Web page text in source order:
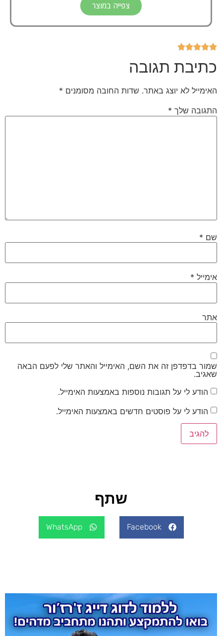
צפייה במוצר
כתיבת תגובה
האימייל לא יוצג באתר. שדות החובה מסומנים *
התגובה שלך *
שם *
אימייל *
אתר
שמור בדפדפן זה את השם, האימייל והאתר שלי לפעם הבאה
שאגיב.
הודע לי על תגובות נוספות באמצעות האימייל.
הודע לי על פוסטים חדשים באמצעות האימייל.
שתף
Facebook
WhatsApp